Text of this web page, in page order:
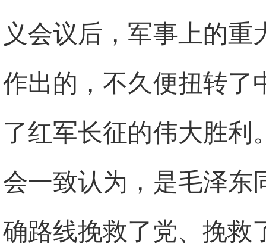
义会议后，军事上的
作出的，不久便扭转了
了红军长征的伟大胜利
会一致认为，是毛泽东
确路线挽救了党、挽救